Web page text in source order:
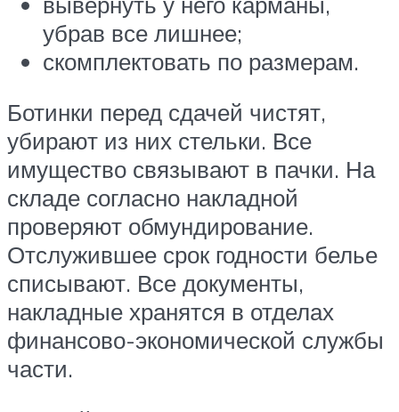
убрав все лишнее;
скомплектовать по размерам.
Ботинки перед сдачей чистят,
убирают из них стельки. Все
имущество связывают в пачки. На
складе согласно накладной
проверяют обмундирование.
Отслужившее срок годности белье
списывают. Все документы,
накладные хранятся в отделах
финансово-экономической службы
части.